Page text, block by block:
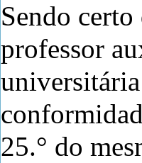
Sendo
professor
25.° do